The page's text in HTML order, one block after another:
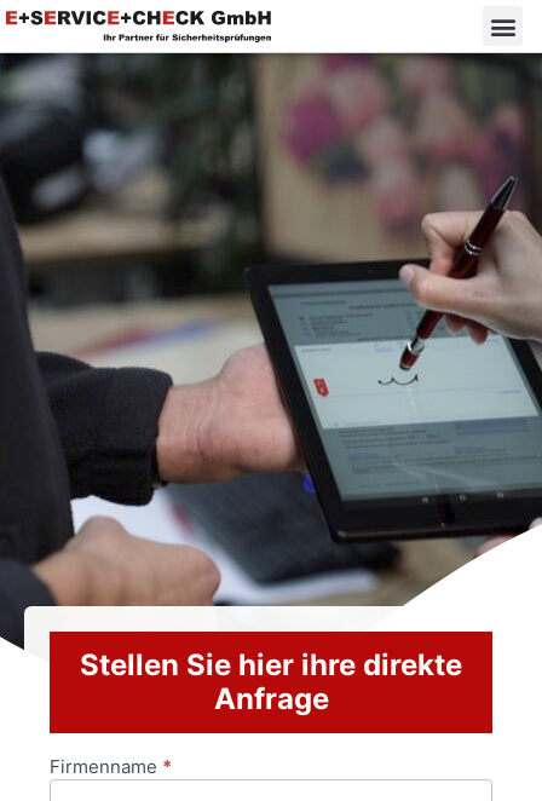
Stellen Sie hier ihre direkte
Anfrage
Anfrageformular
Firmenname *